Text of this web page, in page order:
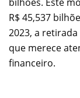
R$ 45,537
2023, a
que merece
financeiro.